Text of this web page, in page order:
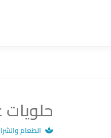
الطعام